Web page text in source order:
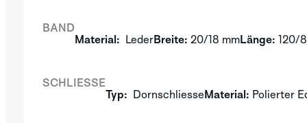
BAND
Material: LederBreite: 20/18 mmLänge: 120/
SCHLIESSE
Typ: DornschliesseMaterial: Polierter